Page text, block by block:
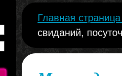
Главная
свиданий,